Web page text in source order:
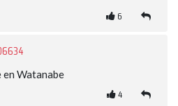
6
en Watanabe
4